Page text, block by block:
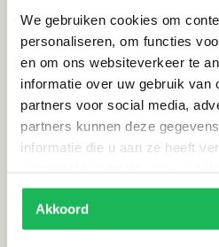
We gebruiken cookies om
personaliseren, om functies
en om ons websiteverkeer te
informatie over uw gebruik van
partners voor social media,
partners kunnen deze
informatie die u aan ze heeft
Akkoord
Land van herkomst
Stijl
Alternatieve producten